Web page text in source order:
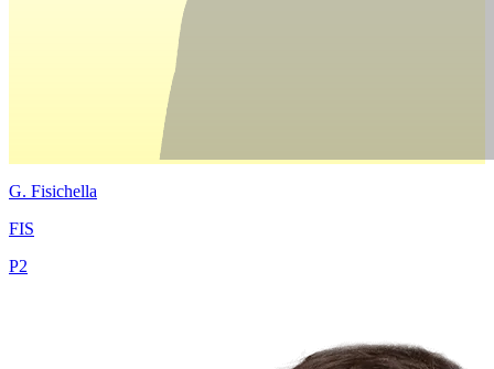
G. Fisichella
FIS
P2